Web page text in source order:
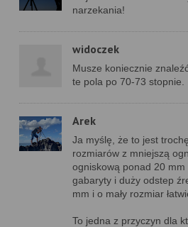
narzekania!
widoczek
Musze koniecznie
te pola po 70-73 stopnie.
Arek
Ja myślę, że to jest
rozmiarów z mniejszą
ogniskową ponad 20 mm
gabaryty i duży odstep
mm i o mały rozmiar
To jedna z przyczyn dla